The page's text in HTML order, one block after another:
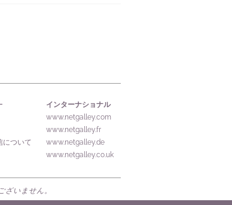
について
インターナショナル
www.netgalley.com
www.netgalley.fr
www.netgalley.de
www.netgalley.co.uk
いません。